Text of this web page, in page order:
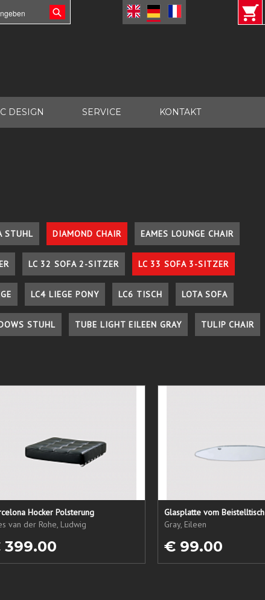
DESIGN SERVICE KONTAKT
STUHL DIAMOND CHAIR EAMES LOUNGE CHAIR
LC 32 SOFA 2-SITZER LC 33 SOFA 3-SITZER
LC4 LIEGE PONY LC6 TISCH LOTA SOFA
STUHL TUBE LIGHT EILEEN GRAY TULIP CHAIR
Hocker Polsterung
van der Rohe, Ludwig
399.00
Glasplatte vom Beistelltisch
Gray, Eileen
€ 99.00